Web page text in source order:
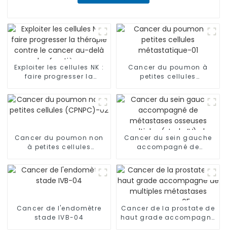
Exploiter les cellules NK :
faire progresser la
au-delà des frontières
Cancer du poumon à
petites cellules
Cancer du poumon non
à petites cellules
Cancer du sein gauche
accompagné de
multiples (stade IV), de
métastases
ganglionnaires et de
lymphangite
carcinomateuse dans
les deux poumons-03
Cancer de l'endomètre
stade IVB-04
Cancer de la prostate de
haut grade accompagné